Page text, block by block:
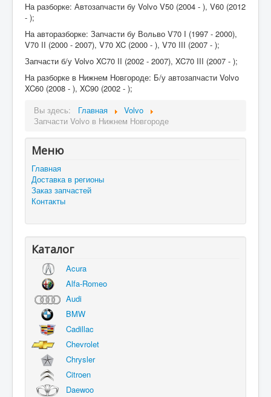
На разборке: Автозапчасти бу Volvo V50 (2004 - ), V60 (2012
- );
На авторазборке: Запчасти бу Вольво V70 I (1997 - 2000),
V70 II (2000 - 2007), V70 XC (2000 - ), V70 III (2007 - );
Запчасти б/у Volvo XC70 II (2002 - 2007), XC70 III (2007 - );
На разборке в Нижнем Новгороде: Б/у автозапчасти Volvo
XC60 (2008 - ), XC90 (2002 - );
Вы здесь:
Главная
Volvo
Запчасти Volvo в Нижнем Новгороде
Меню
Главная
Доставка в регионы
Заказ запчастей
Контакты
Каталог
Acura
Alfa-Romeo
Audi
BMW
Cadillac
Chevrolet
Chrysler
Citroen
Daewoo